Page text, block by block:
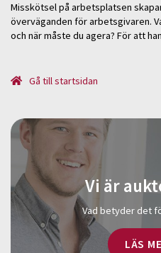
Misskötsel på arbetsplatsen
överväganden för arbetsgivaren.
och när måste du agera? För att
Gå till startsidan
Vi är
Vad betyder det
LÄS